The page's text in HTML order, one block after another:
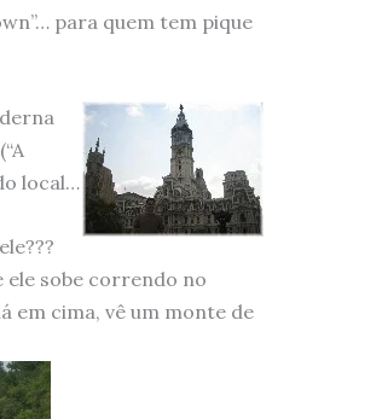
para quem tem pique
local…
ele sobe correndo no
em cima, vê um monte de